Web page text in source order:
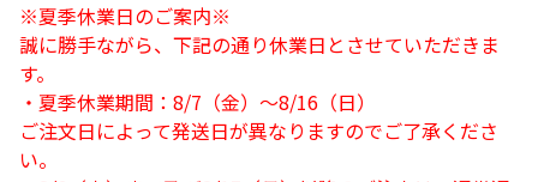
※夏季休業日のご案内※
誠に勝手ながら、下記の通り休業日とさせていただきま
す。
・夏季休業期間：8/7（金）～8/16（日）
ご注文日によって発送日が異なりますのでご了承くださ
い。